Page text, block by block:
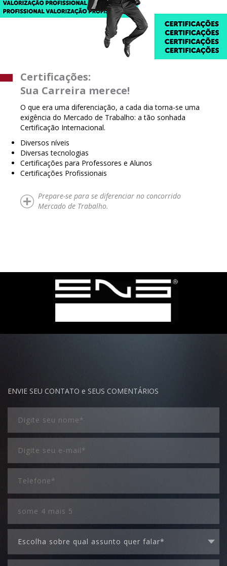
Certificações:
Sua Carreira merece!
O que era uma diferenciação, a cada dia torna-se uma
exigência do Mercado de Trabalho: a tão sonhada
Certificação Internacional.
Diversos níveis
Diversas tecnologias
Certificações para Professores e Alunos
Certificações Profissionais
Prepare-se para se diferenciar no concorrido
Mercado de Trabalho.
ENVIE SEU CONTATO e SEUS COMENTÁRIOS